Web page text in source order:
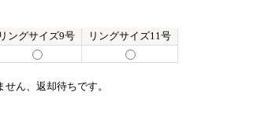
リングサイズ9号
リングサイズ11号
ん、返却待ちです。